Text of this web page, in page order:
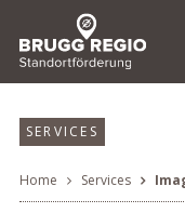
Suche
Home Services
SERVICES